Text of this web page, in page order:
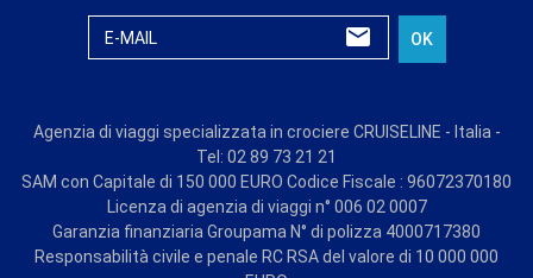
E-MAIL OK
Agenzia di viaggi specializzata in crociere CRUISELINE - Italia -
Tel: 02 89 73 21 21
SAM con Capitale di 150 000 EURO Codice Fiscale : 96072370180
Licenza di agenzia di viaggi n° 006 02 0007
Garanzia finanziaria Groupama N° di polizza 4000717380
Responsabilità civile e penale RC RSA del valore di 10 000 000